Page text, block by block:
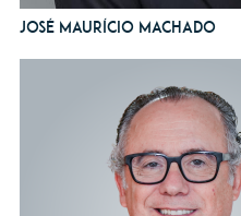
José Maurício Machado